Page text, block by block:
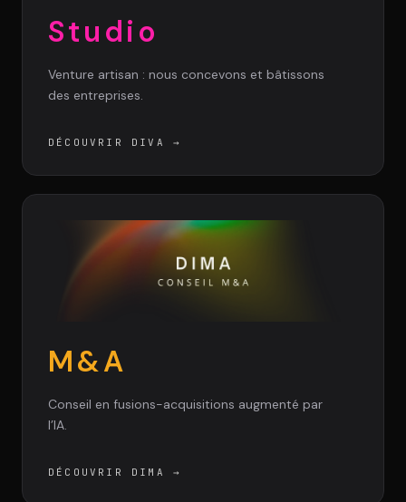
Studio
Venture artisan : nous concevons et bâtissons
des entreprises.
DÉCOUVRIR DIVA →
M&A
Conseil en fusions-acquisitions augmenté par
l’IA.
DÉCOUVRIR DIMA →